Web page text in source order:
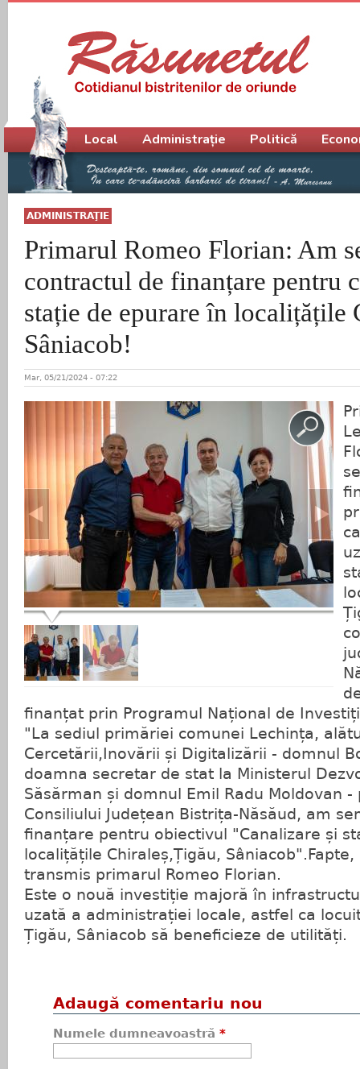
ADMINISTRAŢIE
Primarul Romeo Florian: Am
contractul de finanțare pentru
stație de epurare în localițățile
Sâniacob!
Mar, 05/21/2024 - 07:22
finanțat prin Programul Național de
"La sediul primăriei comunei Lechința,
Cercetării,Inovării și Digitalizării - domnul
doamna secretar de stat la Ministerul
Săsărman și domnul Emil Radu Moldovan -
Consiliului Județean Bistrița-Năsăud, am
finanțare pentru obiectivul "Canalizare și
localițățile Chiraleș,Țigău,
transmis primarul Romeo Florian.
Este o nouă investiție majoră în
uzată a administrației locale, astfel ca
Țigău, Sâniacob să beneficieze de utilități.
Adaugă comentariu nou
Numele dumneavoastră *
Meniu principal
Local Administrație Politică